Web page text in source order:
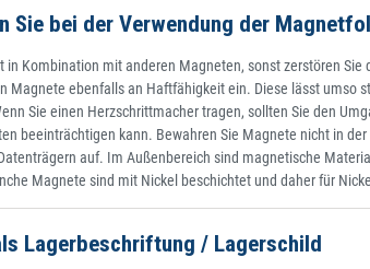
Sie bei der Verwendung der
in Kombination mit anderen Magneten, sonst zerstören
Magnete ebenfalls an Haftfähigkeit ein. Diese lässt umso
Sie einen Herzschrittmacher tragen, sollten Sie den
beeinträchtigen kann. Bewahren Sie Magnete nicht in
auf. Im Außenbereich sind magnetische
Magnete sind mit Nickel beschichtet und daher für
Lagerbeschriftung / Lagerschild